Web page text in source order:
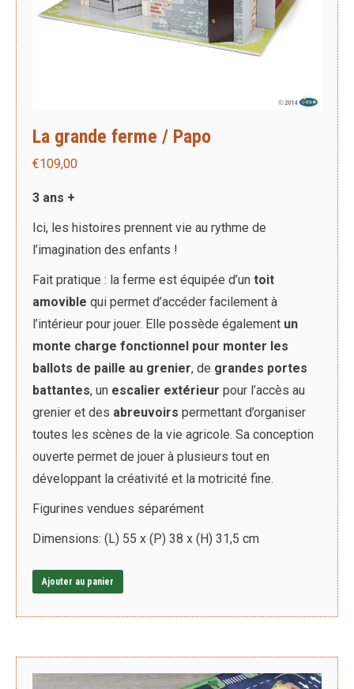
La grande ferme / Papo
€109,00
3 ans +
Ici, les histoires prennent vie au rythme de
l’imagination des enfants !
Fait pratique : la ferme est équipée d’un toit
amovible qui permet d’accéder facilement à
l’intérieur pour jouer. Elle possède également un
monte charge fonctionnel pour monter les
ballots de paille au grenier, de grandes portes
battantes, un escalier extérieur pour l’accès au
grenier et des abreuvoirs permettant d’organiser
toutes les scènes de la vie agricole. Sa conception
ouverte permet de jouer à plusieurs tout en
développant la créativité et la motricité fine.
Figurines vendues séparément
Dimensions: (L) 55 x (P) 38 x (H) 31,5 cm
Ajouter au panier